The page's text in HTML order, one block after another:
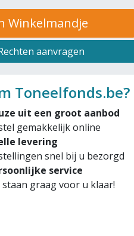
In Winkelmandje
aanvragen
Toneelfonds.be?
uit een groot aanbod
gemakkelijk online
levering
snel bij u bezorgd
service
staan graag voor u klaar!